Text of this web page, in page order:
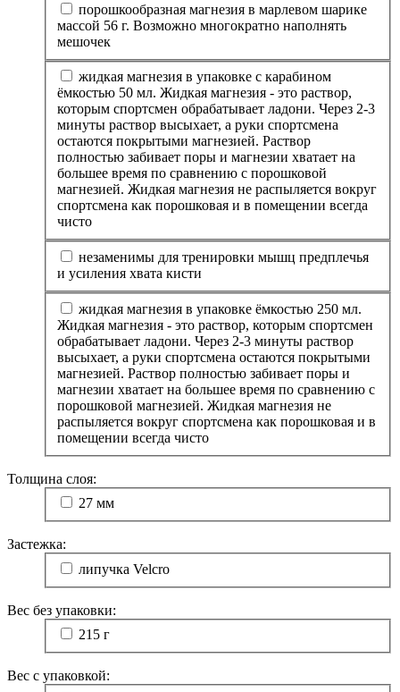
порошкообразная магнезия в марлевом шарике
массой 56 г. Возможно многократно наполнять
мешочек
жидкая магнезия в упаковке с карабином
ёмкостью 50 мл. Жидкая магнезия - это раствор,
которым спортсмен обрабатывает ладони. Через 2-3
минуты раствор высыхает, а руки спортсмена
остаются покрытыми магнезией. Раствор
полностью забивает поры и магнезии хватает на
большее время по сравнению с порошковой
магнезией. Жидкая магнезия не распыляется вокруг
спортсмена как порошковая и в помещении всегда
чисто
незаменимы для тренировки мышц предплечья
и усиления хвата кисти
жидкая магнезия в упаковке ёмкостью 250 мл.
Жидкая магнезия - это раствор, которым спортсмен
обрабатывает ладони. Через 2-3 минуты раствор
высыхает, а руки спортсмена остаются покрытыми
магнезией. Раствор полностью забивает поры и
магнезии хватает на большее время по сравнению с
порошковой магнезией. Жидкая магнезия не
распыляется вокруг спортсмена как порошковая и в
помещении всегда чисто
Толщина слоя:
27 мм
Застежка:
липучка Velcro
Вес без упаковки:
215 г
Вес с упаковкой: